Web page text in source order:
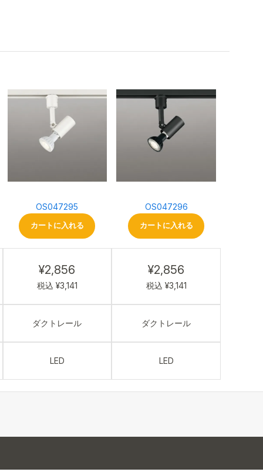
OS047295
カートに入れる
¥2,856
税込 ¥3,141
ダクトレール
LED
OS047296
カートに入れる
¥2,856
税込 ¥3,141
ダクトレール
LED